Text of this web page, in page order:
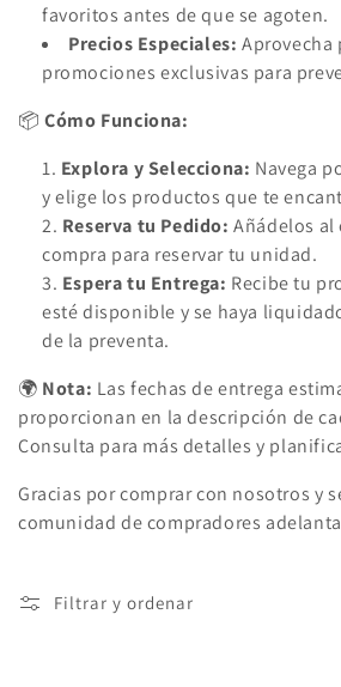
favoritos antes de que se agoten.
Precios Especiales: Aprovecha
promociones exclusivas para
📦Cómo Funciona:
Explora y Selecciona: Navega
y elige los productos que te
Reserva tu Pedido: Añádelos al
compra para reservar tu unidad.
Espera tu Entrega: Recibe tu
esté disponible y se haya
de la preventa.
🌍 Nota: Las fechas de entrega
proporcionan en la descripción de
Consulta para más detalles y
Gracias por comprar con nosotros y
comunidad de compradores
Filtrar y ordenar